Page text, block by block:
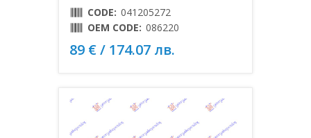
CODE: 041205272
OEM CODE: 086220
89 € / 174.07 лв.